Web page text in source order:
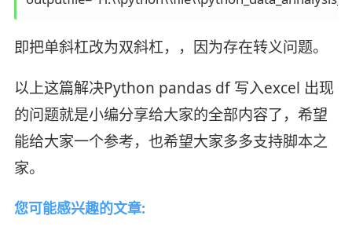
即把单斜杠改为双斜杠，，因为存在转义问题。
以上这篇解决Python pandas df 写入excel 出现
的问题就是小编分享给大家的全部内容了，希望
能给大家一个参考，也希望大家多多支持脚本之
家。
您可能感兴趣的文章: